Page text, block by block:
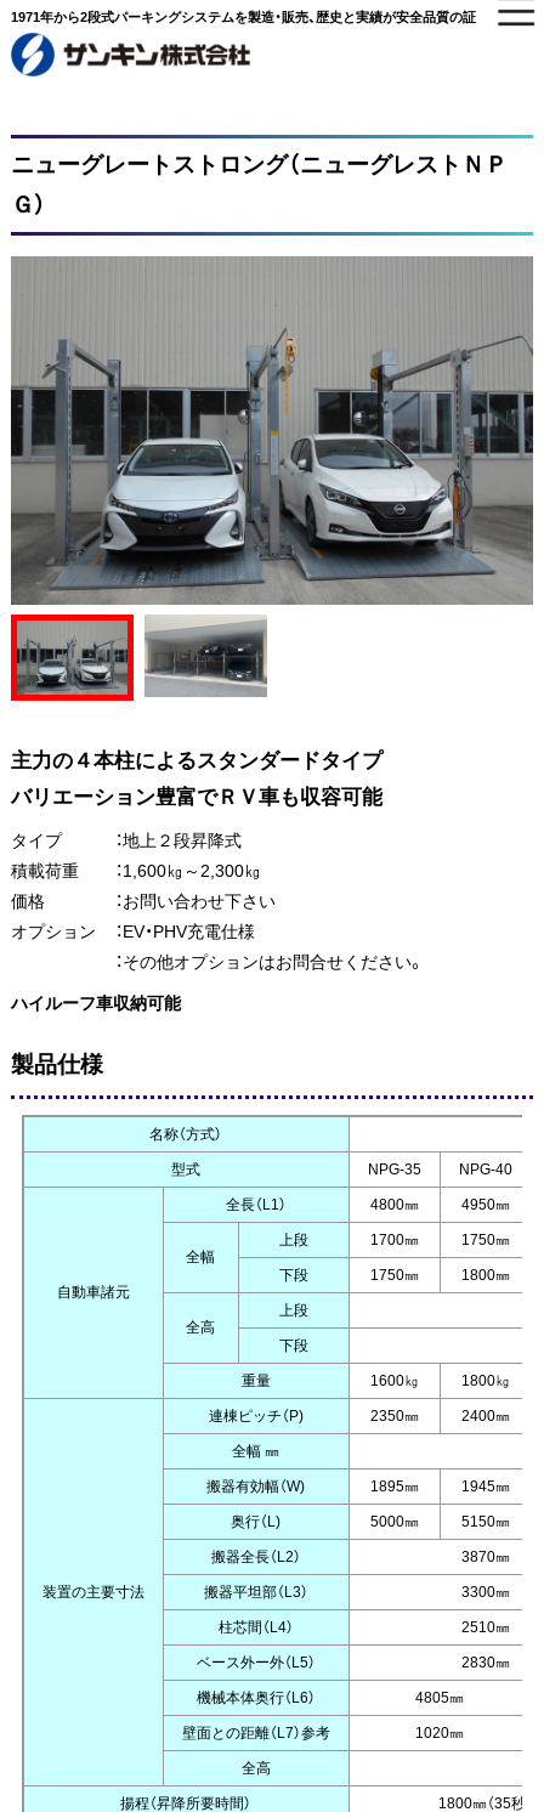
1971年から2段式パーキングシステムを製造・販売、歴史と実績が安全品質の証
ニューグレートストロング（ニューグレストＮＰ
Ｇ）
主力の４本柱によるスタンダードタイプ
バリエーション豊富でＲＶ車も収容可能
タイプ
：地上２段昇降式
積載荷重
：1,600㎏～2,300㎏
価格
：お問い合わせ下さい
オプション
：EV・PHV充電仕様
：その他オプションはお問合せください。
ハイルーフ車収納可能
製品仕様
名称（方式）
型式 NPG-35 NPG-40
自動車諸元
全長（L1） 4800㎜ 4950㎜
全幅
上段 1700㎜ 1750㎜
下段 1750㎜ 1800㎜
全高
上段
下段
重量 1600㎏ 1800㎏
装置の主要寸法
連棟ピッチ（P) 2350㎜ 2400㎜
全幅 ㎜
搬器有効幅（W) 1895㎜ 1945㎜
奥行（L) 5000㎜ 5150㎜
搬器全長（L2） 3870㎜
搬器平坦部（L3） 3300㎜
柱芯間（L4） 2510㎜
ベース外ー外（L5） 2830㎜
機械本体奥行（L6） 4805㎜
壁面との距離（L7）参考 1020㎜
全高
揚程（昇降所要時間） 1800㎜（35秒）